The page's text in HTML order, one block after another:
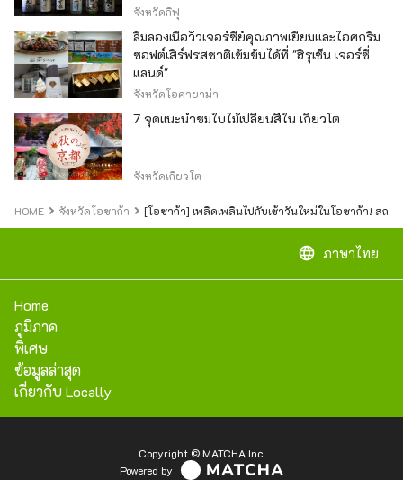
จังหวัดกิฟุ
ลิ้มลองเนื้อวัวเจอร์ซีย์คุณภาพเยี่ยมและไอศกรีม
ซอฟต์เสิร์ฟรสชาติเข้มข้นได้ที่ "ฮิรุเซ็น เจอร์ซี่
แลนด์"
จังหวัดโอคายาม่า
7 จุดแนะนำชมใบไม้เปลี่ยนสีใน เกียวโต
จังหวัดเกียวโต
HOME จังหวัดโอซาก้า [โอซาก้า] เพลิดเพลินไปกับเช้าวันใหม่ในโอซาก้า! สถ
language ภาษาไทย
Home
ภูมิภาค
พิเศษ
ข้อมูลล่าสุด
เกี่ยวกับ Locally
Copyright © MATCHA Inc.
Powered by